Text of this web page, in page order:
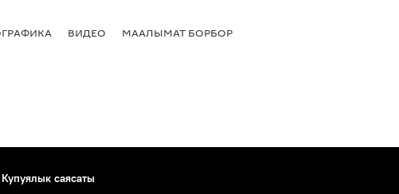
ВИДЕО МААЛЫМАТ БОРБОР
Купуялык саясаты